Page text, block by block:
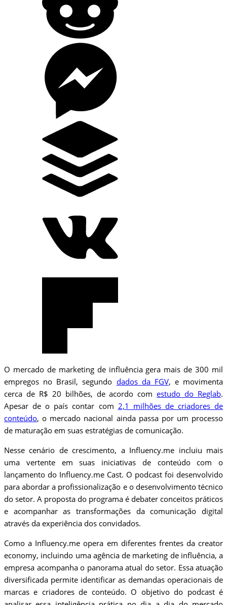
O mercado de marketing de influência gera mais de 300 mil
empregos no Brasil, segundo dados da FGV, e movimenta
cerca de R$ 20 bilhões, de acordo comestudo do Reglab.
Apesar de o país contar com 2,1 milhões de criadores de
conteúdo, o mercado nacional ainda passa por um processo
de maturação em suas estratégias de comunicação.
Nesse cenário de crescimento, a Influency.me incluiu mais
uma vertente em suas iniciativas de conteúdo com o
lançamento do Influency.me Cast. O podcast foi desenvolvido
para abordar a profissionalização e o desenvolvimento técnico
do setor. A proposta do programa é debater conceitos práticos
e acompanhar as transformações da comunicação digital
através da experiência dos convidados.
Como a Influency.me opera em diferentes frentes da creator
economy, incluindo uma agência de marketing de influência, a
empresa acompanha o panorama atual do setor. Essa atuação
diversificada permite identificar as demandas operacionais de
marcas e criadores de conteúdo. O objetivo do podcast é